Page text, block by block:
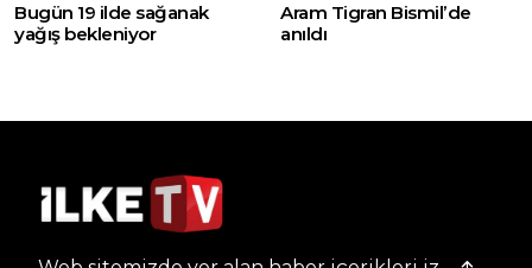
Bugün 19 ilde sağanak
yağış bekleniyor
Aram Tigran Bismil’de
anıldı